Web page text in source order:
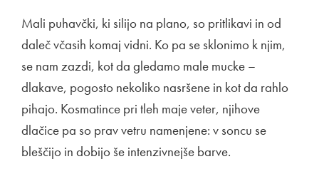
Mali puhavčki, ki silijo na plano, so pritlikavi in od
daleč včasih komaj vidni. Ko pa se sklonimo k njim,
se nam zazdi, kot da gledamo male mucke –
dlakave, pogosto nekoliko nasršene in kot da rahlo
pihajo. Kosmatince pri tleh maje veter, njihove
dlačice pa so prav vetru namenjene: v soncu se
bleščijo in dobijo še intenzivnejše barve.